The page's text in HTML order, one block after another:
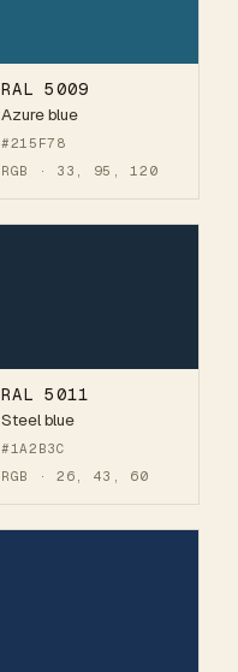
RAL 5009
Azure blue
#215F78
RGB · 33, 95, 120
RAL 5011
Steel blue
#1A2B3C
RGB · 26, 43, 60